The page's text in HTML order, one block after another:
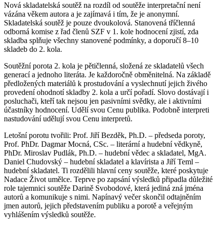
Nová skladatelská soutěž na rozdíl od soutěže interpretační není
vázána věkem autora a je zajímavá i tím, že je anonymní.
Skladatelská soutěž je pouze dvoukolová. Stanovená tříčlenná
odborná komise z řad členů SZF v 1. kole hodnocení zjistí, zda
skladba splňuje všechny stanovené podmínky, a doporučí 8–10
skladeb do 2. kola.
Soutěžní porota 2. kola je pětičlenná, složená ze skladatelů všech
generací a jednoho literáta. Je každoročně obměnitelná. Na základě
předložených materiálů k prostudování a vyslechnutí jejich živého
provedení ohodnotí skladby 2. kola a určí pořadí. Slovo dostávají i
posluchači, kteří tak nejsou jen pasivními svědky, ale i aktivními
účastníky hodnocení. Udělí svou Cenu publika. Podobně interpreti
nastudování udělují svou Cenu interpretů.
Letošní porotu tvořili: Prof. Jiří Bezděk, Ph.D. – předseda poroty,
Prof. PhDr. Dagmar Mocná, CSc. – literární a hudební vědkyně,
PhDr. Miroslav Pudlák, Ph.D. – hudební vědec a skladatel, MgA.
Daniel Chudovský – hudební skladatel a klavírista a Jiří Teml –
hudební skladatel. Ti rozdělili hlavní ceny soutěže, které poskytuje
Nadace Život umělce. Teprve po zapsání výsledků připadla důležité
role tajemnici soutěže Darině Svobodové, která jediná zná jména
autorů a komunikuje s nimi. Napínavý večer skončil odtajněním
jmen autorů, jejich představením publiku a porotě a veřejným
vyhlášením výsledků soutěže.